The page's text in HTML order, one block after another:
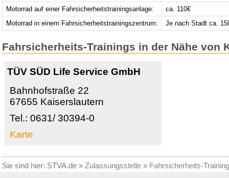
Motorrad auf einer Fahrsicherheitstrainingsanlage:
ca. 110€
Motorrad in einem Fahrsicherheitstrainingszentrum:
Je nach Stadt ca.
Fahrsicherheits-Trainings in der Nähe von
TÜV SÜD Life Service GmbH
Bahnhofstraße 22
67655 Kaiserslautern
Tel.: 0631/ 30394-0
Karte
Sie sind hier: STVA.de » Zulassungsstelle » Fahrsicherheits-